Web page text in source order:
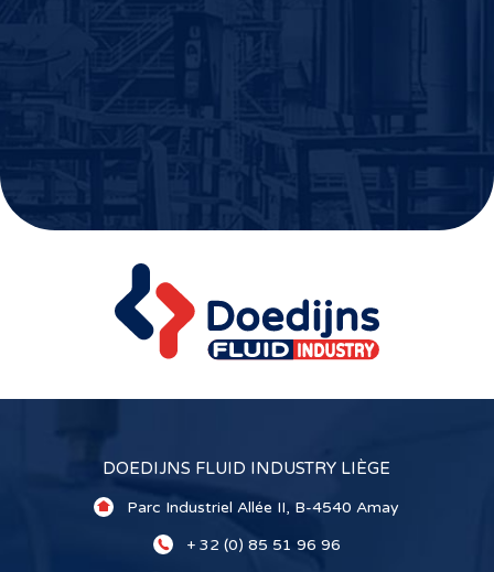
DOEDIJNS FLUID INDUSTRY LIÈGE
Parc Industriel Allée II, B-4540 Amay
+ 32 (0) 85 51 96 96